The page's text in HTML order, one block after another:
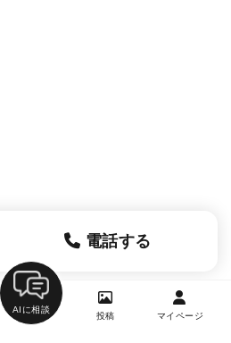
電話する
AIに相談
投稿 マイページ